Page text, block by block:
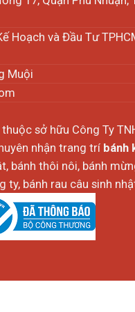
Hoạch và Đầu Tư
Muội
sở hữu Công Ty
nhận trang trí bánh
bánh thôi nôi, bánh
ty, bánh rau câu sinh